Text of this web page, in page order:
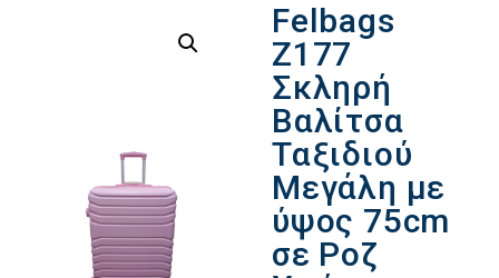
Felbags
Z177
Σκληρή
Βαλίτσα
Ταξιδιού
Μεγάλη με
ύψος 75cm
σε Ροζ